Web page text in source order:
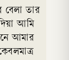
বেলা তার
আমি
আমার